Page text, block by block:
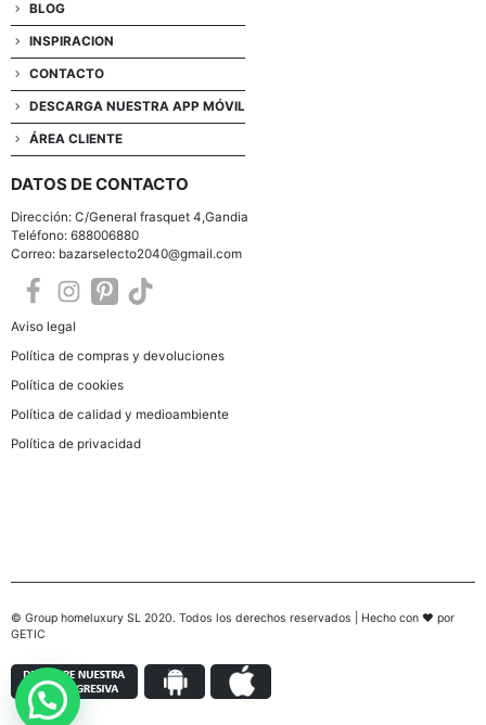
BLOG
INSPIRACION
CONTACTO
DESCARGA NUESTRA APP MÓVIL
ÁREA CLIENTE
DATOS DE CONTACTO
Dirección: C/General frasquet 4,Gandia
Teléfono: 688006880
Correo: bazarselecto2040@gmail.com
Aviso legal
Política de compras y devoluciones
Política de cookies
Política de calidad y medioambiente
Política de privacidad
© Group homeluxury SL 2020. Todos los derechos reservados | Hecho con ♥ por
GETIC